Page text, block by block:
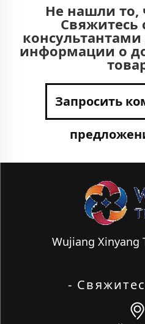
Не нашли то,
информации о
Запросить
Wujiang Xinyang
-